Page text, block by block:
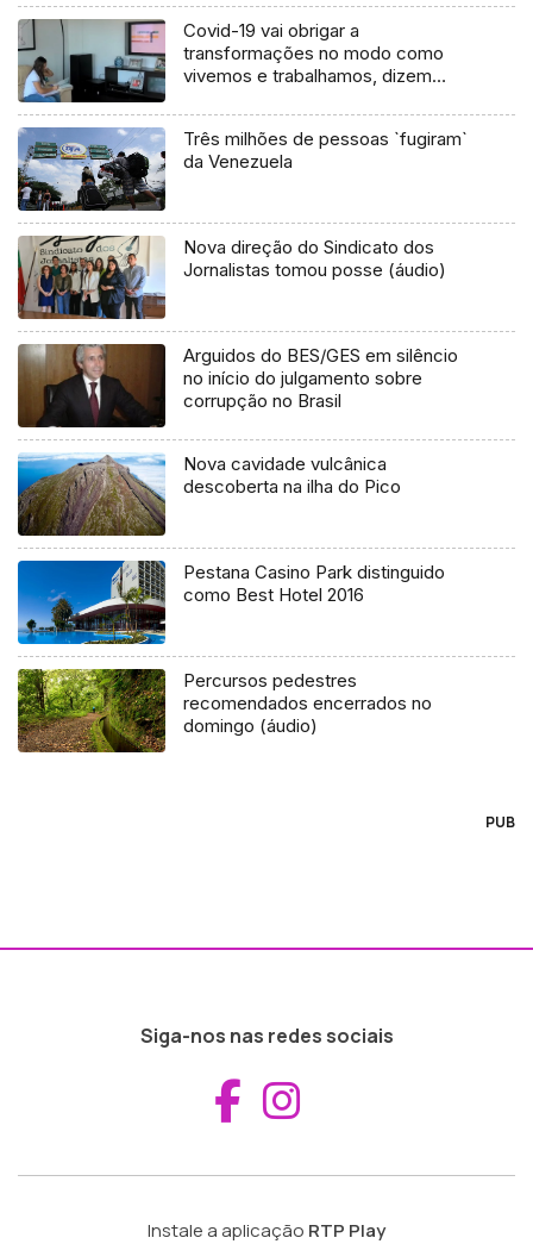
Covid-19 vai obrigar a
transformações no modo como
vivemos e trabalhamos, dizem
Três milhões de pessoas `fugiram`
da Venezuela
Nova direção do Sindicato dos
Jornalistas tomou posse (áudio)
Arguidos do BES/GES em silêncio
no início do julgamento sobre
corrupção no Brasil
Nova cavidade vulcânica
descoberta na ilha do Pico
Pestana Casino Park distinguido
como Best Hotel 2016
Percursos pedestres
recomendados encerrados no
domingo (áudio)
PUB
Siga-nos nas redes sociais
Aceder ao
Instale a aplicação RTP Play